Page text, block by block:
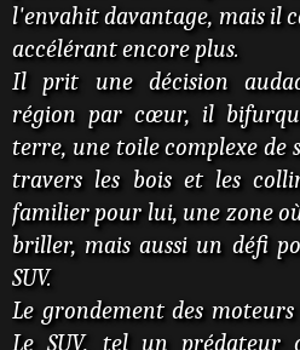
l'envahit davantage, mais il
accélérant encore plus.
Il prit une décision
région par cœur, il
terre, une toile complexe de
travers les bois et les
familier pour lui, une zone
briller, mais aussi un défi
SUV.
Le grondement des
Le SUV, tel un prédateur